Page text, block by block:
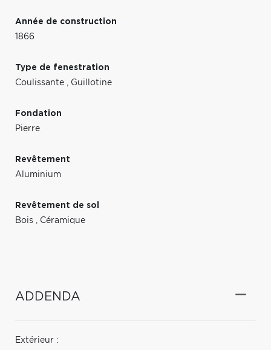
Année de construction
1866
Type de fenestration
Coulissante , Guillotine
Fondation
Pierre
Revêtement
Aluminium
Revêtement de sol
Bois , Céramique
ADDENDA
Extérieur :